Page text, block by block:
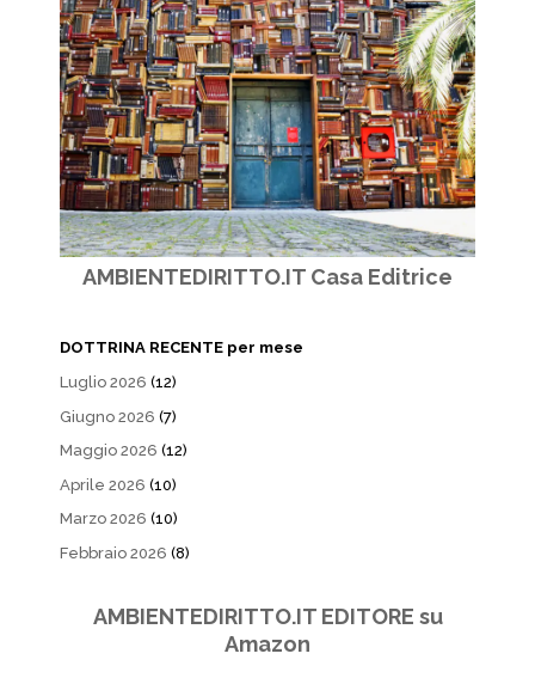
AMBIENTEDIRITTO.IT Casa Editrice
DOTTRINA RECENTE per mese
Luglio 2026 (12)
Giugno 2026 (7)
Maggio 2026 (12)
Aprile 2026 (10)
Marzo 2026 (10)
Febbraio 2026 (8)
AMBIENTEDIRITTO.IT EDITORE su
Amazon